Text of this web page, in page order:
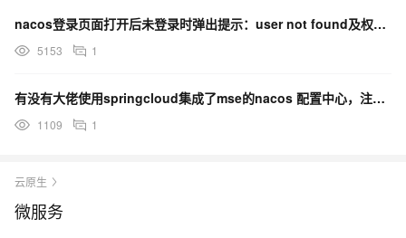
nacos登录页面打开后未登录时弹出提示：user not found及权限认证失败怎么办？
5153 1
有没有大佬使用springcloud集成了mse的nacos 配置中心，注册中心没有问题，只有配置中
1109 1
云原生
微服务